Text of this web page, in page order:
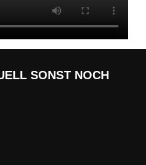
SONST NOCH